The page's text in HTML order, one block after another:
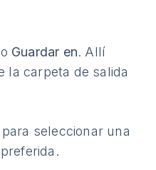
Guardar en. Allí
la carpeta de salida
para seleccionar una